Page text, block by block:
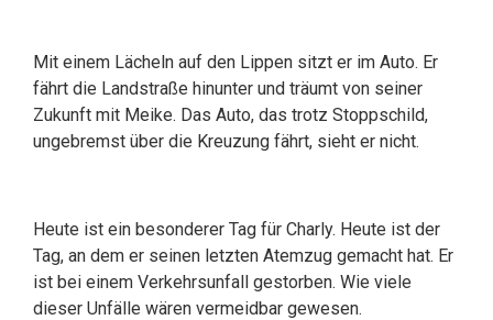
Mit einem Lächeln auf den Lippen sitzt er im Auto. Er
fährt die Landstraße hinunter und träumt von seiner
Zukunft mit Meike. Das Auto, das trotz Stoppschild,
ungebremst über die Kreuzung fährt, sieht er nicht.
Heute ist ein besonderer Tag für Charly. Heute ist der
Tag, an dem er seinen letzten Atemzug gemacht hat. Er
ist bei einem Verkehrsunfall gestorben. Wie viele
dieser Unfälle wären vermeidbar gewesen.